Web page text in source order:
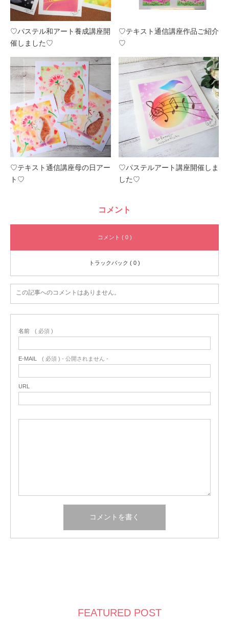
♡パステル和アート養成講座開
催しました♡
♡テキスト通信講座作品ご紹介
♡
♡テキスト通信講座母の日アー
ト♡
♡パステルアート講座開催しま
した♡
コメント
コメント ( 0 )
トラックバック ( 0 )
この記事へのコメントはありません。
名前 ( 必須 )
E-MAIL ( 必須 ) - 公開されません -
URL
FEATURED POST